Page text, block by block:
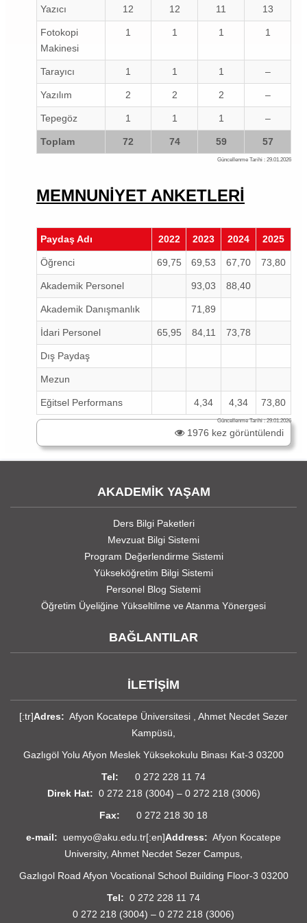
Yazıcı 12 12 11 13
Fotokopi
Makinesi
1 1 1 1
Tarayıcı 1 1 1 –
Yazılım 2 2 2 –
Tepegöz 1 1 1 –
Toplam 72 74 59 57
Güncellenme Tarihi : 29.01.2026
MEMNUNİYET ANKETLERİ
Paydaş Adı 2022 2023 2024 2025
Öğrenci 69,75 69,53 67,70 73,80
Akademik Personel 93,03 88,40
Akademik Danışmanlık 71,89
İdari Personel 65,95 84,11 73,78
Dış Paydaş
Mezun
Eğitsel Performans 4,34 4,34 73,80
Güncellenme Tarihi : 29.01.2026
1976 kez görüntülendi
AKADEMİK YAŞAM
Ders Bilgi Paketleri
Mevzuat Bilgi Sistemi
Program Değerlendirme Sistemi
Yükseköğretim Bilgi Sistemi
Personel Blog Sistemi
Öğretim Üyeliğine Yükseltilme ve Atanma Yönergesi
BAĞLANTILAR
İLETİŞİM
[:tr]Adres: Afyon Kocatepe Üniversitesi , Ahmet Necdet Sezer
Kampüsü,
Gazlıgöl Yolu Afyon Meslek Yüksekokulu Binası Kat-3 03200
Tel: 0 272 228 11 74
Direk Hat: 0 272 218 (3004) – 0 272 218 (3006)
Fax: 0 272 218 30 18
e-mail: uemyo@aku.edu.tr[:en]Address: Afyon Kocatepe
University, Ahmet Necdet Sezer Campus,
Gazlıgol Road Afyon Vocational School Building Floor-3 03200
Tel: 0 272 228 11 74
0 272 218 (3004) – 0 272 218 (3006)